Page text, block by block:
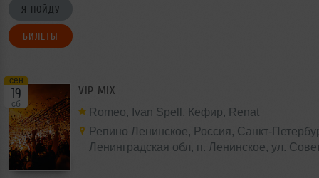
Я ПОЙДУ
БИЛЕТЫ
сен
19
сб
VIP MIX
Romeo, Ivan Spell , Кефир, Renat
Репино Ленинское, Россия , Санкт-
Ленинградская обл, п. Ленинское, ул.